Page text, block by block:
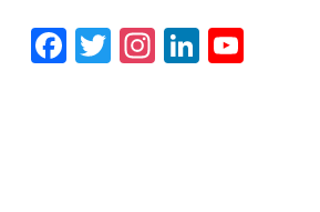
Facebook
Twitter
Instagram
LinkedIn